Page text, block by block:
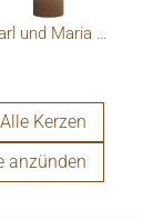
Karl und Maria Pihringer
Alle Kerzen
anzünden